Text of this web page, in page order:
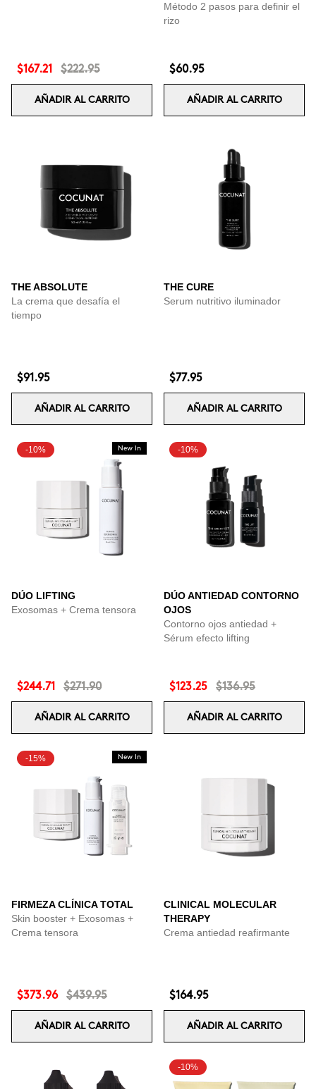
$167.21 $222.95
AÑADIR AL CARRITO
Método 2 pasos para definir el
rizo
$60.95
AÑADIR AL CARRITO
THE ABSOLUTE
La crema que desafía el
tiempo
$91.95
AÑADIR AL CARRITO
THE CURE
Serum nutritivo iluminador
$77.95
AÑADIR AL CARRITO
-10% New In
DÚO LIFTING
Exosomas + Crema tensora
$244.71 $271.90
AÑADIR AL CARRITO
-10%
DÚO ANTIEDAD CONTORNO
OJOS
Contorno ojos antiedad +
Sérum efecto lifting
$123.25 $136.95
AÑADIR AL CARRITO
-15% New In
FIRMEZA CLÍNICA TOTAL
Skin booster + Exosomas +
Crema tensora
$373.96 $439.95
AÑADIR AL CARRITO
CLINICAL MOLECULAR
THERAPY
Crema antiedad reafirmante
$164.95
AÑADIR AL CARRITO
-10%